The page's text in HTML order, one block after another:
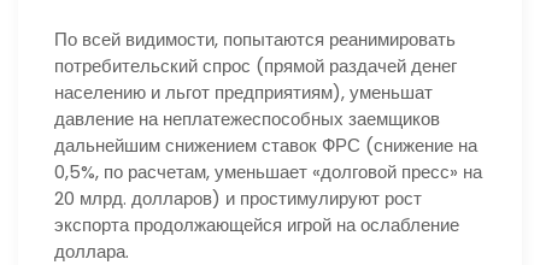
По всей видимости, попытаются реанимировать
потребительский спрос (прямой раздачей денег
населению и льгот предприятиям), уменьшат
давление на неплатежеспособных заемщиков
дальнейшим снижением ставок ФРС (снижение на
0,5%, по расчетам, уменьшает «долговой пресс» на
20 млрд. долларов) и простимулируют рост
экспорта продолжающейся игрой на ослабление
доллара.